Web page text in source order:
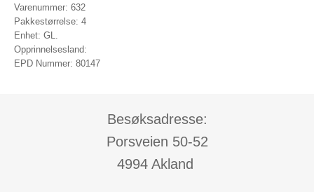
Varenummer: 632
Pakkestørrelse: 4
Enhet: GL.
Opprinnelsesland:
EPD Nummer: 80147
Besøksadresse:
Porsveien 50-52
4994 Akland